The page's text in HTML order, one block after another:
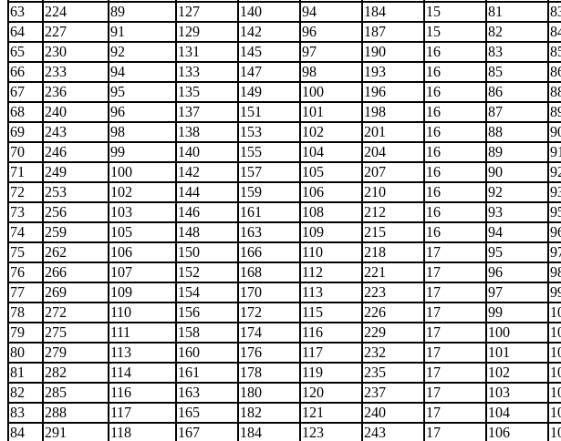
63
224 89 127 140 94 184 15 81
64
227 91 129 142 96 187 15 82
65
230 92 131 145 97 190 16 83
66
233 94 133 147 98 193 16 85
67
236 95 135 149 100 196 16 86
68
240 96 137 151 101 198 16 87
69
243 98 138 153 102 201 16 88
70
246 99 140 155 104 204 16 89 91
71
249 100 142 157 105 207 16 90
72
253 102 144 159 106 210 16 92
73
256 103 146 161 108 212 16 93
74
259 105 148 163 109 215 16 94
75
262 106 150 166 110 218 17 95
76
266 107 152 168 112 221 17 96
77
269 109 154 170 113 223 17 97
78
272 110 156 172 115 226 17 99
79
275 111 158 174 116 229 17 100
80
279 113 160 176 117 232 17 101
81
282 114 161 178 119 235 17 102
82
285 116 163 180 120 237 17 103
83
288 117 165 182 121 240 17 104
84
291 118 167 184 123 243 17 106